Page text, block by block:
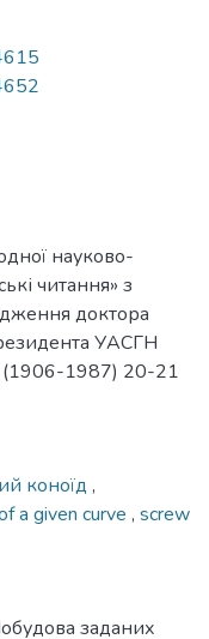
науково-
читання» з
доктора
УАСГН
(1906-1987) 20-21
коноїд ,
a given curve , screw
заданих